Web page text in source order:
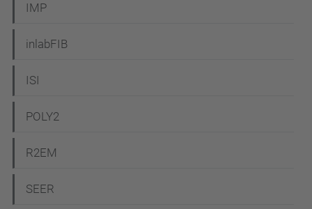
IMP
inlabFIB
ISI
POLY2
R2EM
SEER